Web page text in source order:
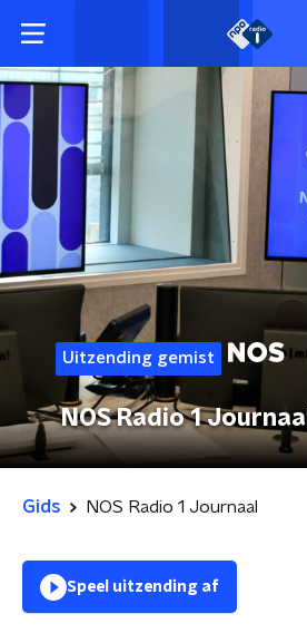
Uitzending gemist
NOS Radio 1 Journaal
Gids NOS Radio 1 Journaal
Speel uitzending af